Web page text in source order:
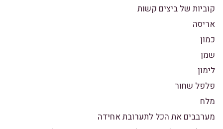
קוביות של ביצים קשות
אריסה
כמון
שמן
לימון
פלפל שחור
מלח
מערבבים את הכל לתערובת אחידה